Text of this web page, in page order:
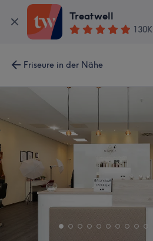
Treatwell
130K
Friseure in der Nähe